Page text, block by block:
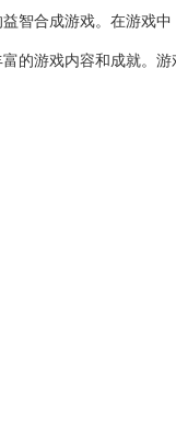
智合成游戏。在游戏
的游戏内容和成就。